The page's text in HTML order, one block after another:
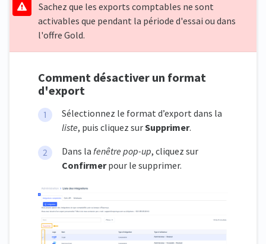
Sachez que les exports comptables ne sont
activables que pendant la période d'essai ou dans
l'offre Gold.
Comment désactiver un format
d'export
Sélectionnez le format d’export dans la
liste, puis cliquez surSupprimer.
Dans la fenêtre pop-up, cliquez sur
Confirmerpour le supprimer.